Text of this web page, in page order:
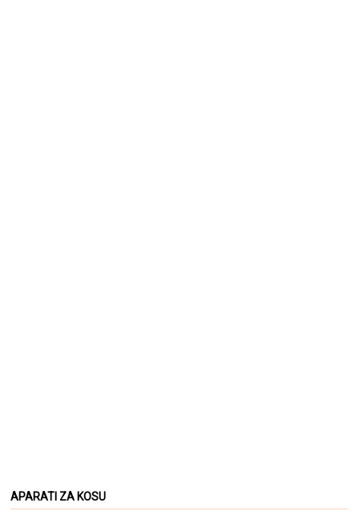
APARATI ZA KOSU
Venetian Rose Gold 1200W